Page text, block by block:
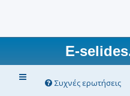
E-
Συχνές ερωτήσεις